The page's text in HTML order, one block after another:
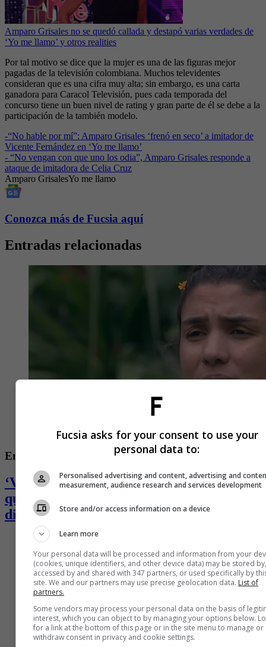
Amparo Grisales no se quedó callada y destapó varias verdades de
‘Yo me llamo’ y otros realities
Por tal motivo se dice que la mujer es una de las figuras mejor
pagadas de la televisión colombiana. Muchos televidentes
consideran que es una cifra muy alta; sin embargo, es una carta
ganadora para Caracol Televisión, pues cada temporada del
concurso tiene un buen nivel de rating y gran parte de él se debe a la
participación de la también modelo.
-“No hable por mí”: Amparo Grisales ‘frenó en seco’ a imitador de
Vicente Fernández en ‘Yo me llamo’
- “No vengan con que uno los odia”, Amparo Grisales responde a
ataque de imitadora de Celia Cruz
Amparo GrisalesYo me llamo
Conozca más de Fucsia aquí
Entradas relacionadas
Entretenimiento
‘Valkyria’, ganadora del ‘Desafió’, se
quebró y desahogó en redes: pasa por
difícil momento
Fucsia asks for your consent to use your
personal data to:
Personalised advertising and content, advertising and
measurement, audience research and services development
Store and/or access information on a device
Learn more
Your personal data will be processed and information from your
(cookies, unique identifiers, and other device data) may be stored by,
accessed by and shared with 347 partners, or used specifically by
site. We and our partners may use precise geolocation data. List of
partners.
Some vendors may process your personal data on the basis of
interest, which you can object to by managing your options below.
for a link at the bottom of this page or in the site menu to manage or
withdraw consent in privacy and cookie settings.